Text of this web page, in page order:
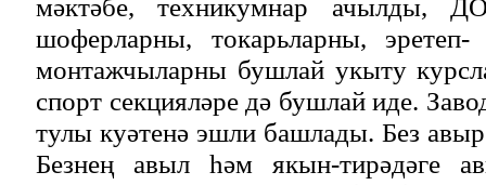
мәктәбе, техникумнар ачылды,
шоферларны, токарьларны,
монтажчыларны бушлай укыту
спорт секцияләре дә бушлай иде.
тулы куәтенә эшли башлады. Без
Безнең авыл һәм якын-тирәдәге